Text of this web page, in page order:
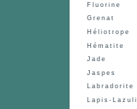
Fluorine
Grenat
Héliotrope
Hématite
Jade
Jaspes
Labradorite
Lapis-Lazuli